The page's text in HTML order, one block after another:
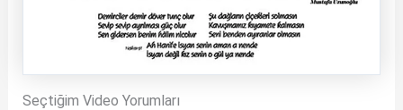
Seçtiğim Video Yorumları